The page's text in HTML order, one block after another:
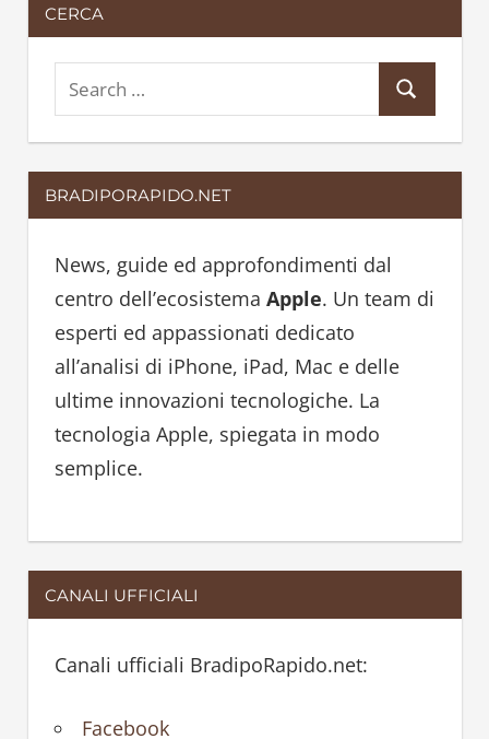
CERCA
e
a
r
c
e
a
BRADIPORAPIDO.NET
News, guide ed approfondimenti dal
centro dell’ecosistema Apple. Un team di
esperti ed appassionati dedicato
all’analisi di iPhone, iPad, Mac e delle
ultime innovazioni tecnologiche. La
tecnologia Apple, spiegata in modo
semplice.
CANALI UFFICIALI
Canali ufficiali BradipoRapido.net:
Facebook